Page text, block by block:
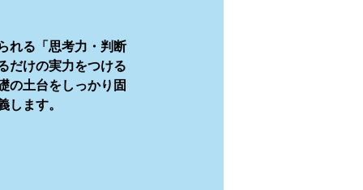
れる「思考力・判断
だけの実力をつける
の土台をしっかり固
します。